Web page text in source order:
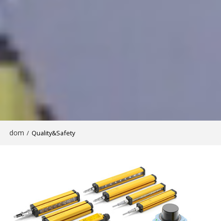
dom / Quality&Safety